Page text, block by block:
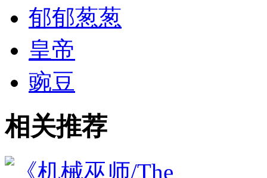
郁郁葱葱
皇帝
豌豆
相关推荐